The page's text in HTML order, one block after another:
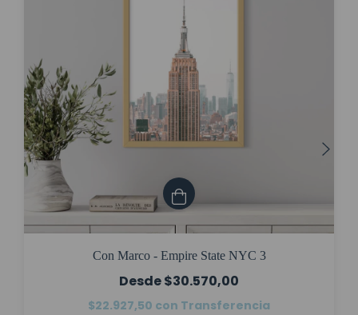
Con Marco - Empire State NYC 3
$30.570,00
$22.927,50 con Transferencia